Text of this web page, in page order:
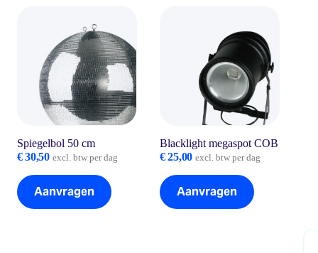
Spiegelbol 50 cm
€30,50 excl. btw per dag
Aanvragen
Blacklight megaspot COB
€25,00 excl. btw per dag
Aanvragen